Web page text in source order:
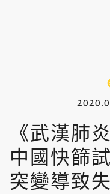
《武漢肺
中國快篩
突變導致